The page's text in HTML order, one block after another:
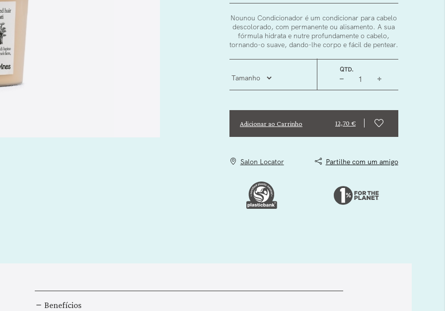
Nounou Condicionador é um condicionar para cabelo
descolorado, com permanente ou alisamento. A sua
fórmula hidrata e nutre profundamente o cabelo,
tornando-o suave, dando-lhe corpo e fácil de pentear.
QTD.
Adicionar ao Carrinho 12,70 €
Salon Locator Partilhe com um amigo
Benefícios